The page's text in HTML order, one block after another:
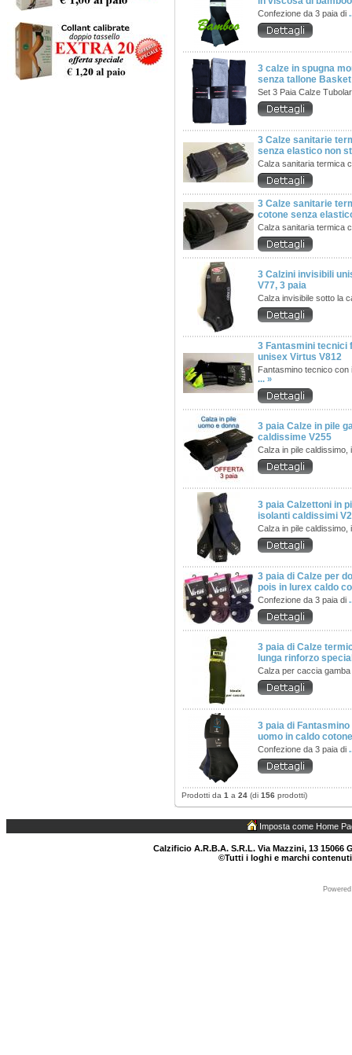
Confezione da 3 paia di
3 calze in spugna
senza tallone
Set 3 Paia Calze
3 Calze sanitarie
senza elastico non
Calza sanitaria termica
3 Calze sanitarie
cotone senza
Calza sanitaria termica
3 Calzini invisibili
V77, 3 paia
Calza invisibile sotto la
3 Fantasmini tecnici
unisex Virtus V812
Fantasmino tecnico con
... »
3 paia Calze in pile
caldissime V255
Calza in pile caldissimo,
3 paia Calzettoni in
isolanti caldissimi
Calza in pile caldissimo,
3 paia di Calze per
pois in lurex caldo
Confezione da 3 paia di
3 paia di Calze
lunga rinforzo
Calza per caccia
3 paia di
uomo in caldo
Confezione da 3 paia di
Prodotti da 1 a 24 (di 156 prodotti)
Imposta come Home
Calzificio A.R.B.A. S.R.L. Via Mazzini, 13 15066
©Tutti i loghi e marchi